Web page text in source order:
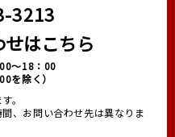
3213
はこちら
～18：00
を除く）
。
、お問い合わせ先は異なりま